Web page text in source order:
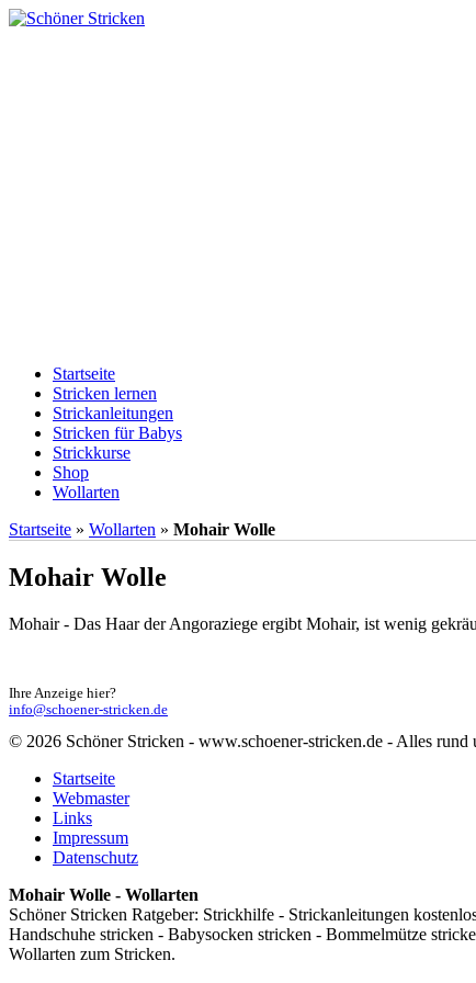
Startseite
Stricken lernen
Strickanleitungen
Stricken für Babys
Strickkurse
Shop
Wollarten
Startseite » Wollarten » Mohair Wolle
Mohair Wolle
Mohair - Das Haar der Angoraziege ergibt Mohair, ist wenig
Ihre Anzeige hier?
info@schoener-stricken.de
© 2026 Schöner Stricken - www.schoener-stricken.de - Alles rund
Startseite
Webmaster
Links
Impressum
Datenschutz
Mohair Wolle - Wollarten
Schöner Stricken Ratgeber: Strickhilfe - Strickanleitungen
Handschuhe stricken - Babysocken stricken - Bommelmütze
Wollarten zum Stricken.